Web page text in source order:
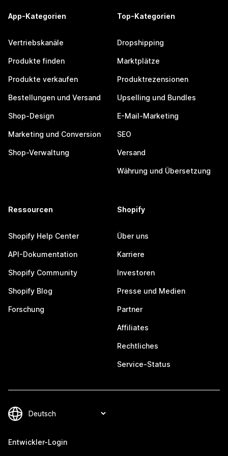
App-Kategorien
Vertriebskanäle
Produkte finden
Produkte verkaufen
Bestellungen und Versand
Shop-Design
Marketing und Conversion
Shop-Verwaltung
Top-Kategorien
Dropshipping
Marktplätze
Produktrezensionen
Upselling und Bundles
E-Mail-Marketing
SEO
Versand
Währung und Übersetzung
Ressourcen
Shopify Help Center
API-Dokumentation
Shopify Community
Shopify Blog
Forschung
Shopify
Über uns
Karriere
Investoren
Presse und Medien
Partner
Affiliates
Rechtliches
Service-Status
Entwickler-Login